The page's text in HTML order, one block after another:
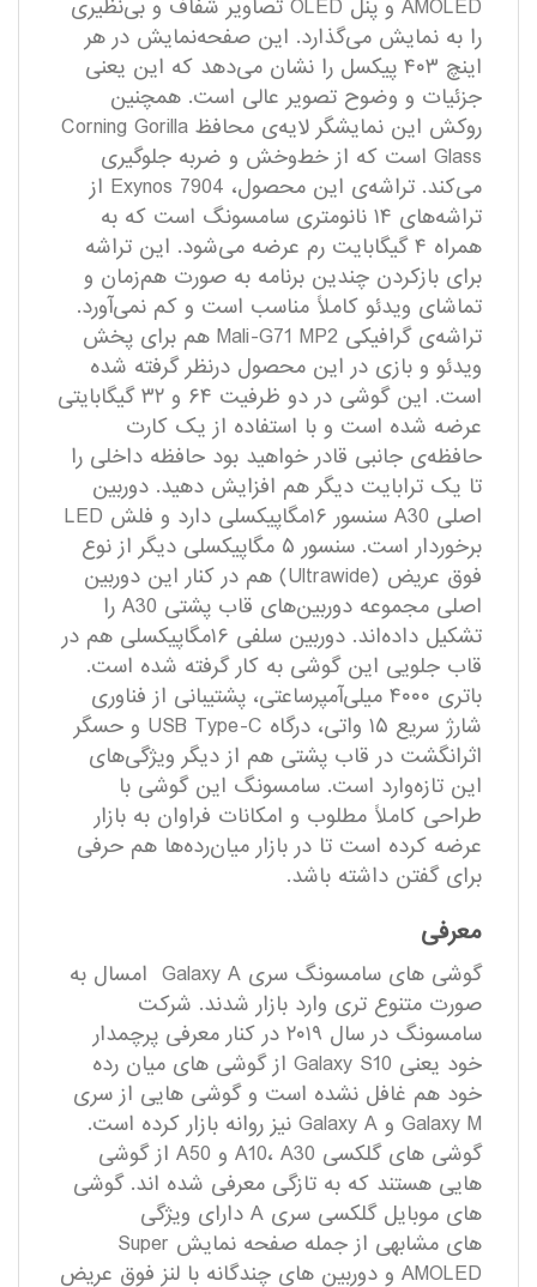
AMOLED و پنل OLED تصاویر شفاف و بی‌نظیری
را به نمایش می‌گذارد. این صفحه‌نمایش در هر
اینچ ۴۰۳ پیکسل را نشان می‌دهد که این یعنی
جزئیات و وضوح تصویر عالی است. همچنین
روکش این نمایشگر لایه‌ی محافظ Corning Gorilla
Glass است که از خط‌وخش و ضربه جلوگیری
می‌کند. تراشه‌ی این محصول، Exynos 7904 از
تراشه‌های ۱۴ نانومتری سامسونگ است که به
همراه ۴ گیگابایت رم عرضه می‌شود. این تراشه
برای بازکردن چندین برنامه به صورت هم‌زمان و
تماشای ویدئو کاملاً مناسب است و کم نمی‌آورد.
تراشه‌ی گرافیکی Mali-G71 MP2 هم برای پخش
ویدئو و بازی در این محصول درنظر گرفته شده
است. این گوشی در دو ظرفیت ۶۴ و ۳۲ گیگابایتی
عرضه شده است و با استفاده از یک کارت
حافظه‌ی جانبی قادر خواهید بود حافظه داخلی را
تا یک ترابایت دیگر هم افزایش دهید. دوربین
اصلی A30 سنسور ۱۶مگاپیکسلی دارد و فلش LED
برخوردار است. سنسور ۵ مگاپیکسلی دیگر از نوع
فوق عریض (Ultrawide) هم در کنار این دوربین
اصلی مجموعه دوربین‌های قاب پشتی A30 را
تشکیل داده‌اند. دوربین سلفی ۱۶مگاپیکسلی هم در
قاب جلویی این گوشی به کار گرفته شده است.
باتری ۴۰۰۰ میلی‌آمپرساعتی، پشتیبانی از فناوری
شارژ سریع ۱۵ واتی، درگاه USB Type-C و حسگر
اثرانگشت در قاب پشتی هم از دیگر ویژگی‌های
این تازه‌وارد است. سامسونگ این گوشی با
طراحی کاملاً مطلوب و امکانات فراوان به بازار
عرضه کرده است تا در بازار میان‌رده‌ها هم حرفی
برای گفتن داشته باشد.
معرفی
گوشی های سامسونگ سری Galaxy A امسال به
صورت متنوع ‎تری وارد بازار شدند. شرکت
سامسونگ در سال ۲۰۱۹ در کنار معرفی پرچم‎دار
خود یعنی Galaxy S10 از گوشی های میان ‎رده
خود هم غافل نشده است و گوشی هایی از سری
Galaxy M و Galaxy A نیز روانه بازار کرده است.
گوشی های گلکسی A10، A30 و A50 از گوشی
هایی هستند که به تازگی معرفی شده اند. گوشی
های موبایل گلکسی سری A دارای ویژگی
های مشابهی از جمله صفحه نمایش Super
AMOLED و دوربین های چندگانه‏ با لنز فوق عریض